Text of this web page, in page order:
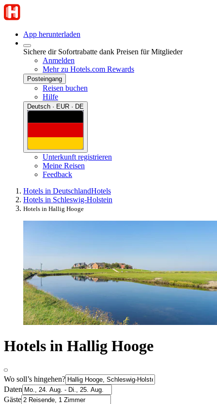
App herunterladen
Sichere dir Sofortrabatte dank Preisen für Mitglieder
Anmelden
Mehr zu Hotels.com Rewards
Posteingang
Reisen buchen
Hilfe
Deutsch · EUR · DE
Unterkunft registrieren
Meine Reisen
Feedback
Hotels in DeutschlandHotels
Hotels in Schleswig-Holstein
Hotels in Hallig Hooge
Hotels in Hallig Hooge
Wo soll’s hingehen?
Daten
Gäste